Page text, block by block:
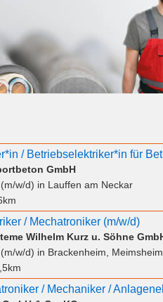
GmbH
w/d) in Lauffen am Neckar
/ Mechatroniker (m/w/d)
w/d) in Brackenheim, Meimsheim